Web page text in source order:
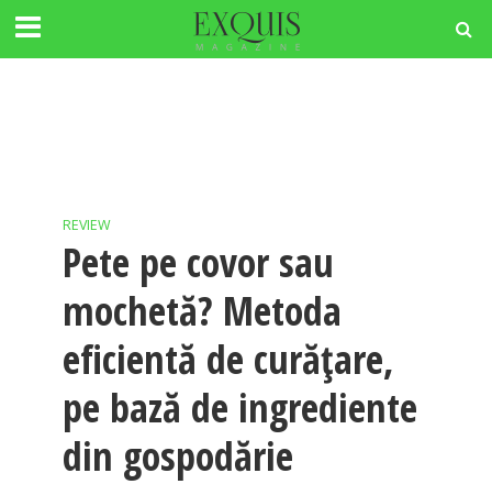
REVIEW
Pete pe covor sau
mochetă? Metoda
eficientă de curăţare,
pe bază de ingrediente
din gospodărie